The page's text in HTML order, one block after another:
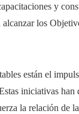
y
alcanzar los
están el
iniciativas
la relación de